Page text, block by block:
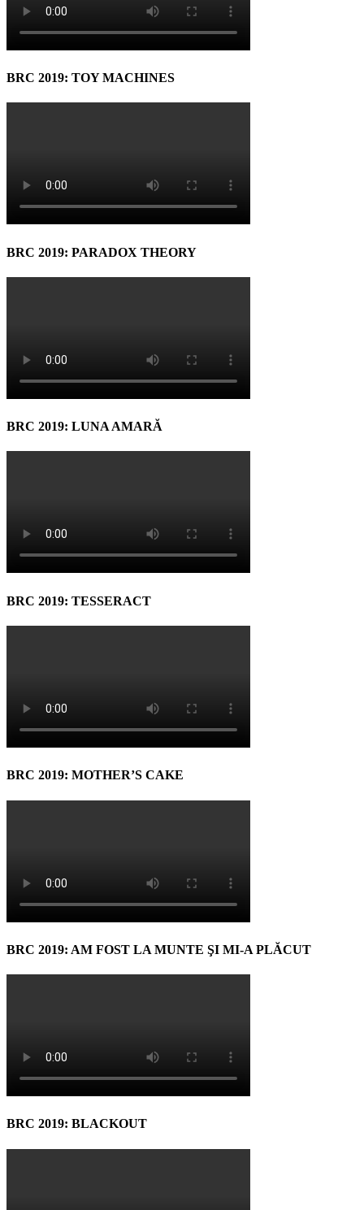
BRC 2019: TOY MACHINES
BRC 2019: PARADOX THEORY
BRC 2019: LUNA AMARĂ
BRC 2019: TESSERACT
BRC 2019: MOTHER’S CAKE
BRC 2019: AM FOST LA MUNTE ŞI MI-A PLĂCUT
BRC 2019: BLACKOUT